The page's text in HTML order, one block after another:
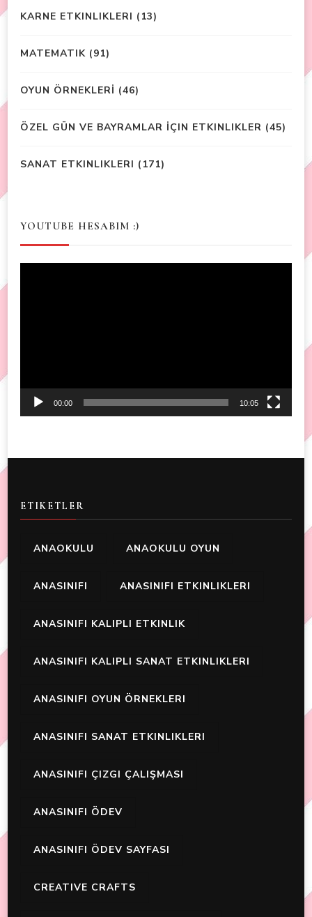
KARNE ETKINLIKLERI (13)
MATEMATIK (91)
OYUN ÖRNEKLERİ (46)
ÖZEL GÜN VE BAYRAMLAR İÇIN ETKINLIKLER (45)
SANAT ETKINLIKLERI (171)
YOUTUBE HESABIM :)
00:00 10:05
ETIKETLER
ANAOKULU ANAOKULU OYUN
ANASINIFI ANASINIFI ETKINLIKLERI
ANASINIFI KALIPLI ETKINLIK
ANASINIFI KALIPLI SANAT ETKINLIKLERI
ANASINIFI OYUN ÖRNEKLERI
ANASINIFI SANAT ETKINLIKLERI
ANASINIFI ÇIZGI ÇALIŞMASI
ANASINIFI ÖDEV
ANASINIFI ÖDEV SAYFASI
CREATIVE CRAFTS